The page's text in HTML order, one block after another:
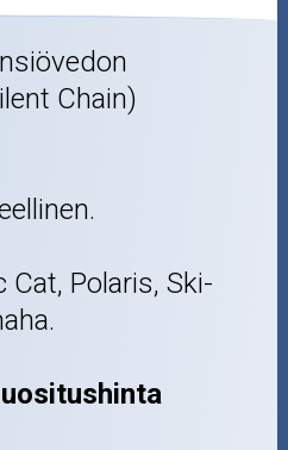
Chain)
Polaris, Ski-